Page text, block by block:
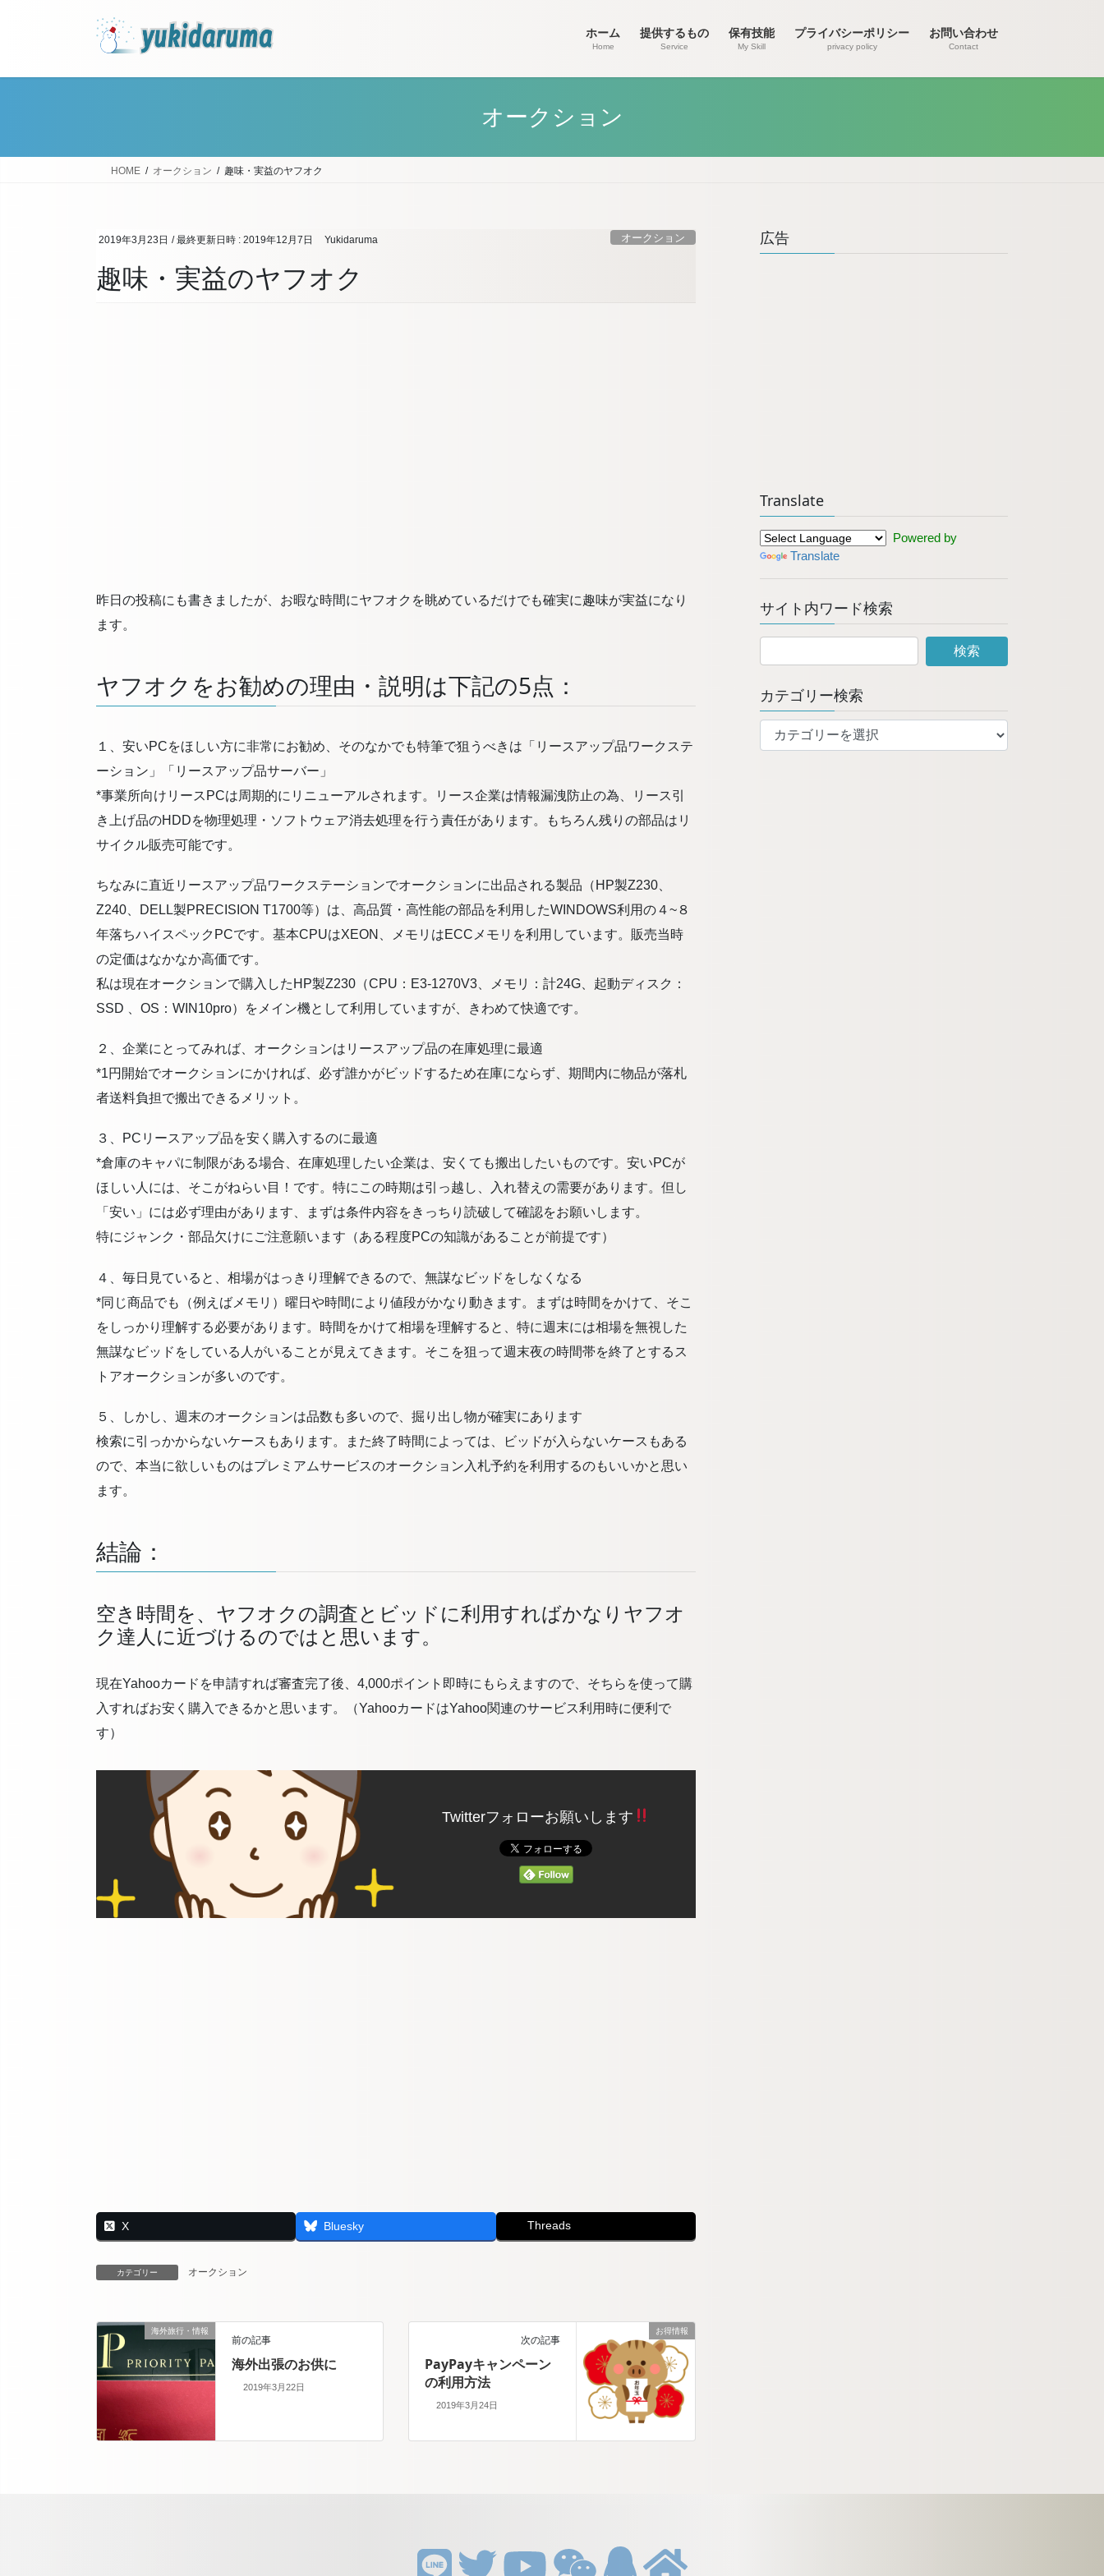
ホーム
Home
提供するもの
Service
保有技能
My Skill
プライバシーポリシー
privacy policy
お問い合わせ
Contact
オークション
HOME オークション 趣味・実益のヤフオク
2019年3月23日 / 最終更新日時 : 2019年12月7日 Yukidaruma オークション
趣味・実益のヤフオク
昨日の投稿にも書きましたが、お暇な時間にヤフオクを眺めているだけでも確実に趣味が実益になり
ます。
ヤフオクをお勧めの理由・説明は下記の5点：
１、安いPCをほしい方に非常にお勧め、そのなかでも特筆で狙うべきは「リースアップ品ワークステ
ーション」「リースアップ品サーバー」
*事業所向けリースPCは周期的にリニューアルされます。リース企業は情報漏洩防止の為、リース引
き上げ品のHDDを物理処理・ソフトウェア消去処理を行う責任があります。もちろん残りの部品はリ
サイクル販売可能です。
ちなみに直近リースアップ品ワークステーションでオークションに出品される製品（HP製Z230、
Z240、DELL製PRECISION T1700等）は、高品質・高性能の部品を利用したWINDOWS利用の４~８
年落ちハイスペックPCです。基本CPUはXEON、メモリはECCメモリを利用しています。販売当時
の定価はなかなか高価です。
私は現在オークションで購入したHP製Z230（CPU：E3-1270V3、メモリ：計24G、起動ディスク：
SSD 、OS：WIN10pro）をメイン機として利用していますが、きわめて快適です。
２、企業にとってみれば、オークションはリースアップ品の在庫処理に最適
*1円開始でオークションにかければ、必ず誰かがビッドするため在庫にならず、期間内に物品が落札
者送料負担で搬出できるメリット。
３、PCリースアップ品を安く購入するのに最適
*倉庫のキャパに制限がある場合、在庫処理したい企業は、安くても搬出したいものです。安いPCが
ほしい人には、そこがねらい目！です。特にこの時期は引っ越し、入れ替えの需要があります。但し
「安い」には必ず理由があります、まずは条件内容をきっちり読破して確認をお願いします。
特にジャンク・部品欠けにご注意願います（ある程度PCの知識があることが前提です）
４、毎日見ていると、相場がはっきり理解できるので、無謀なビッドをしなくなる
*同じ商品でも（例えばメモリ）曜日や時間により値段がかなり動きます。まずは時間をかけて、そこ
をしっかり理解する必要があります。時間をかけて相場を理解すると、特に週末には相場を無視した
無謀なビッドをしている人がいることが見えてきます。そこを狙って週末夜の時間帯を終了とするス
トアオークションが多いのです。
５、しかし、週末のオークションは品数も多いので、掘り出し物が確実にあります
検索に引っかからないケースもあります。また終了時間によっては、ビッドが入らないケースもある
ので、本当に欲しいものはプレミアムサービスのオークション入札予約を利用するのもいいかと思い
ます。
結論：
空き時間を、ヤフオクの調査とビッドに利用すればかなりヤフオ
ク達人に近づけるのではと思います。
現在Yahooカードを申請すれば審査完了後、4,000ポイント即時にもらえますので、そちらを使って購
入すればお安く購入できるかと思います。（YahooカードはYahoo関連のサービス利用時に便利で
す）
Twitterフォローお願いします
X Bluesky Threads
カテゴリー オークション
海外旅行・情報
前の記事
海外出張のお供に
2019年3月22日
お得情報
次の記事
PayPayキャンペーン
の利用方法
2019年3月24日
広告
Translate
Powered by
Translate
サイト内ワード検索
カテゴリー検索
テ